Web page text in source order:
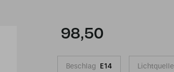
98,50
Beschlag E14 Lichtquelle